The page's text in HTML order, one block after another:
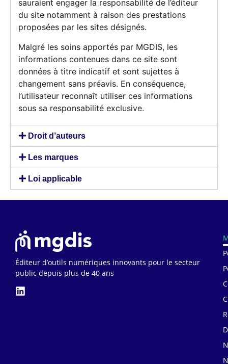
sauraient engager la responsabilité de l’éditeur
du site notamment à raison des prestations
proposées par les sites désignés.
Malgré les soins apportés par MGDIS, les
informations contenues dans ce site sont
données à titre indicatif et sont sujettes à
changement sans préavis. En conséquence,
l’utilisateur reconnaît utiliser ces informations
sous sa responsabilité exclusive.
Droit d’auteurs
Les marques
Loi applicable
Éditeur d’outils numériques innovants pour le secteur
public depuis plus de 40 ans